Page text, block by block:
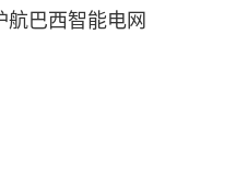
航巴西智能电网